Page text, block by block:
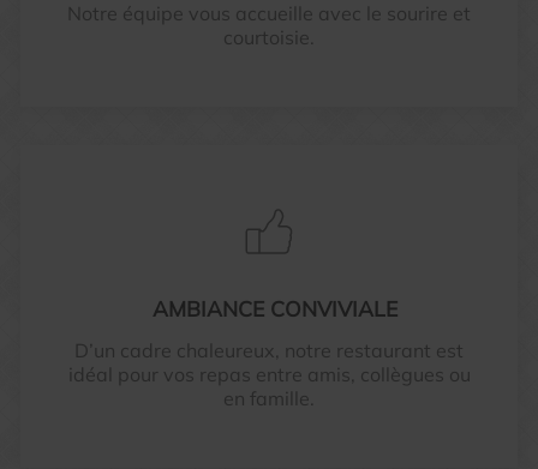
Notre équipe vous accueille avec le sourire et
courtoisie.
AMBIANCE CONVIVIALE
D’un cadre chaleureux, notre restaurant est
idéal pour vos repas entre amis, collègues ou
en famille.